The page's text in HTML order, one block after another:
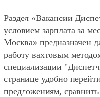
Раздел «Вакансии
условием зарплата за
Москва» предназначен
работу вахтовым
специализации
странице удобно
предложениям,